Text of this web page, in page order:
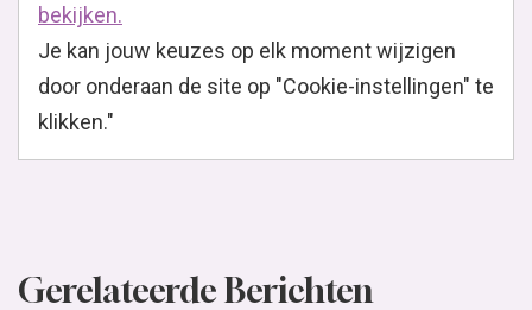
bekijken.
Je kan jouw keuzes op elk moment wijzigen
door onderaan de site op "Cookie-instellingen" te
klikken."
Gerelateerde Berichten